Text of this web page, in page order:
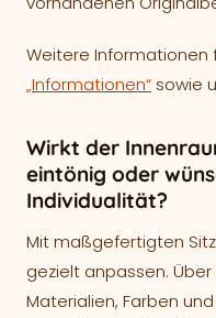
Weitere Informationen
„Informationen“ sowie
Wirkt der
eintönig oder
Individualität?
Mit maßgefertigten
gezielt anpassen.
Materialien, Farben